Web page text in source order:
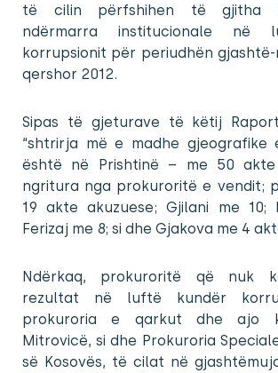
të cilin përfshihen të gjitha
ndërmarra institucionale në
korrupsionit për periudhën
qershor 2012.
Sipas të gjeturave të këtij
“shtrirja më e madhe gjeografike
është në Prishtinë – me 50
ngritura nga prokuroritë e vendit;
19 akte akuzuese; Gjilani me 10;
Ferizaj me 8; si dhe Gjakova me 4
Ndërkaq, prokuroritë që nuk
rezultat në luftë kundër
prokuroria e qarkut dhe ajo
Mitrovicë, si dhe Prokuroria
së Kosovës, të cilat në